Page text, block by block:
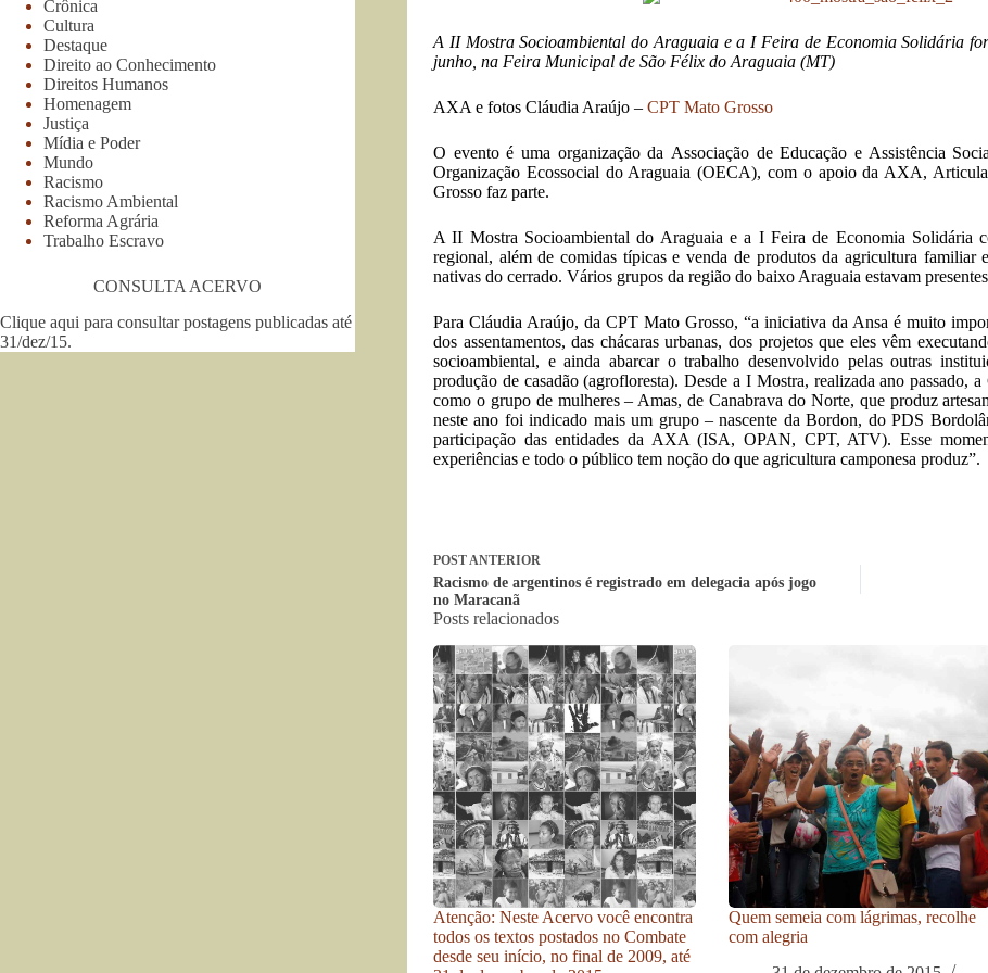
A II Mostra Socioambiental do Araguaia e a I Feira de Economia Solidária
junho, na Feira Municipal de São Félix do Araguaia (MT)
AXA e fotos Cláudia Araújo – CPT Mato Grosso
O evento é uma organização da Associação de Educação e Assistência
Organização Ecossocial do Araguaia (OECA), com o apoio da AXA,
Grosso faz parte.
A II Mostra Socioambiental do Araguaia e a I Feira de Economia Solidária
regional, além de comidas típicas e venda de produtos da agricultura familiar
nativas do cerrado. Vários grupos da região do baixo Araguaia estavam
Para Cláudia Araújo, da CPT Mato Grosso, “a iniciativa da Ansa é muito
dos assentamentos, das chácaras urbanas, dos projetos que eles vêm
socioambiental, e ainda abarcar o trabalho desenvolvido pelas outras
produção de casadão (agrofloresta). Desde a I Mostra, realizada ano
como o grupo de mulheres – Amas, de Canabrava do Norte, que produz
neste ano foi indicado mais um grupo – nascente da Bordon, do PDS
participação das entidades da AXA (ISA, OPAN, CPT, ATV). Esse
experiências e todo o público tem noção do que agricultura camponesa produz”.
POSTANTERIOR
Racismo de argentinos é registrado em delegacia após jogo
no Maracanã
Posts relacionados
Atenção: Neste Acervo você encontra
todos os textos postados no Combate
desde seu início, no final de 2009, até
Quem semeia com lágrimas, recolhe
com alegria
Crônica
Cultura
Destaque
Direito ao Conhecimento
Direitos Humanos
Homenagem
Justiça
Mídia e Poder
Mundo
Racismo
Racismo Ambiental
Reforma Agrária
Trabalho Escravo
CONSULTA ACERVO
Clique aqui para consultar postagens publicadas até
31/dez/15.